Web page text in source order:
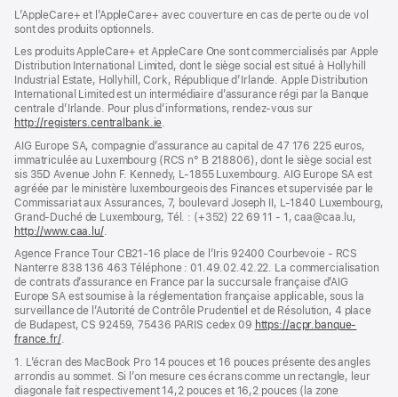
une
fenêtre)
L’AppleCare+ et l’AppleCare+ avec couver­ture en cas de perte ou de vol
sont des pro­duits optionnels.
Les produits AppleCare+ et AppleCare One sont commercialisés par Apple
Distribution International Limited, dont le siège social est situé à Hollyhill
Industrial Estate, Hollyhill, Cork, République d’Irlande. Apple Distribution
International Limited est un intermédiaire d’assurance régi par la Banque
centrale d’Irlande. Pour plus d’informations, rendez-vous sur
http://registers.centralbank.ie(s’ouvre
une
nouvelle
fenêtre)
.
AIG Europe SA, compagnie d’assurance au capital de 47 176 225 euros,
immatriculée au Luxembourg (RCS n° B 218806), dont le siège social est
sis 35D Avenue John F. Kennedy, L-1855 Luxembourg. AIG Europe SA est
agréée par le ministère luxembourgeois des Finances et supervisée par le
Commissariat aux Assurances, 7, boulevard Joseph II, L-1840 Luxembourg,
Grand-Duché de Luxembourg, Tél. : (+352) 22 69 11 - 1, caa@caa.lu,
http://www.caa.lu/(s’ouvre
une
nouvelle
fenêtre)
.
Agence France Tour CB21-16 place de l’Iris 92400 Courbevoie - RCS
Nanterre 838 136 463 Téléphone : 01.49.02.42.22. La commercialisation
de contrats d’assurance en France par la succursale française d’AIG
Europe SA est soumise à la réglementation française applicable, sous la
surveillance de l’Autorité de Contrôle Prudentiel et de Résolution, 4 place
de Budapest, CS 92459, 75436 PARIS cedex 09 https://acpr.banque-
france.fr/(s’ouvre
une
nouvelle
.
1. L’écran des MacBook Pro 14 pouces et 16 pouces présente des angles
arrondis au sommet. Si l’on mesure ces écrans comme un rectangle, leur
diagonale fait respectivement 14,2 pouces et 16,2 pouces (la zone